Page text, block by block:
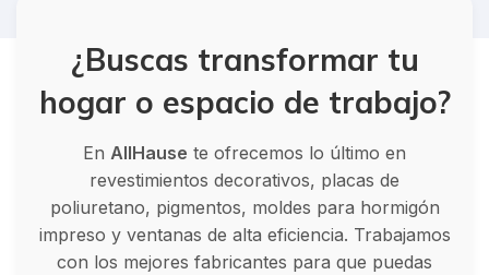
¿Buscas transformar tu
hogar o espacio de trabajo?
En AllHause te ofrecemos lo último en
revestimientos decorativos, placas de
poliuretano, pigmentos, moldes para hormigón
impreso y ventanas de alta eficiencia. Trabajamos
con los mejores fabricantes para que puedas